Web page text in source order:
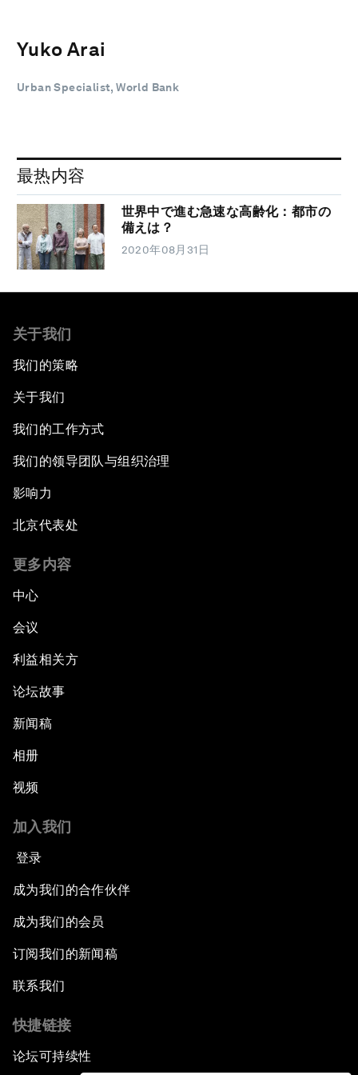
Yuko Arai
Urban Specialist, World Bank
最热内容
世界中で進む急速な高齢化：都市の
備えは？
2020年08月31日
关于我们
我们的策略
关于我们
我们的工作方式
我们的领导团队与组织治理
影响力
北京代表处
更多内容
中心
会议
利益相关方
论坛故事
新闻稿
相册
视频
加入我们
登录
成为我们的合作伙伴
成为我们的会员
订阅我们的新闻稿
联系我们
快捷链接
论坛可持续性